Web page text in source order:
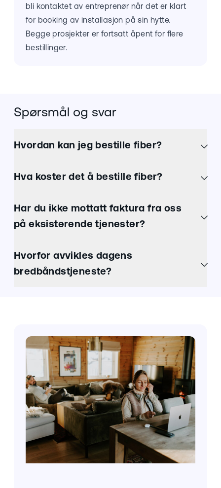
bli kontaktet av entreprenør når det er klart
for booking av installasjon på sin hytte.
Begge prosjekter er fortsatt åpent for flere
bestillinger.
Spørsmål og svar
Hvordan kan jeg bestille fiber?
Hva koster det å bestille fiber?
Har du ikke mottatt faktura fra oss
på eksisterende tjenester?
Hvorfor avvikles dagens
bredbåndstjeneste?